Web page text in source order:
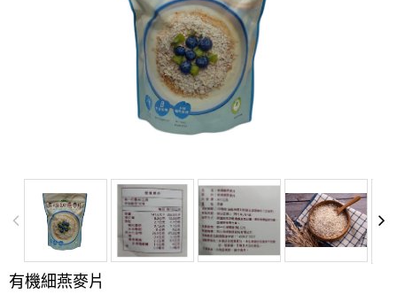
有機細燕麥片